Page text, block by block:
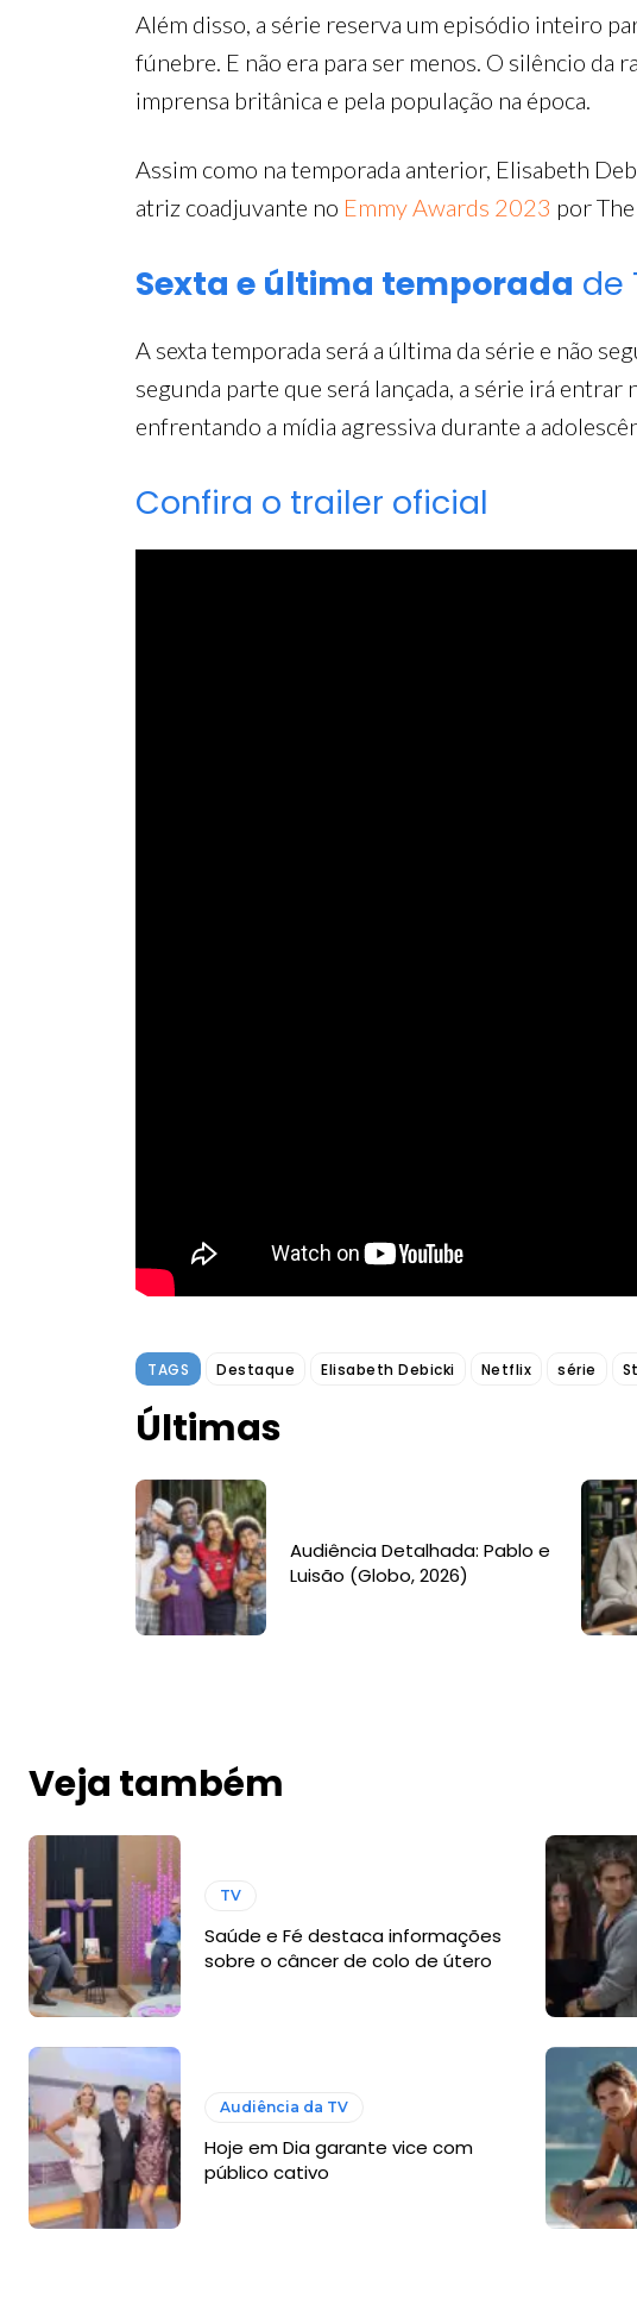
Além disso, a série reserva um episódio inteiro
fúnebre. E não era para ser menos. O silêncio da
imprensa britânica e pela população na época.
Assim como na temporada anterior, Elisabeth
atriz coadjuvante no Emmy Awards 2023 por
Sexta e última temporada de
A sexta temporada será a última da série e não
segunda parte que será lançada, a série irá
enfrentando a mídia agressiva durante a
Confira o trailer oficial
TAGS Destaque Elisabeth Debicki Netflix série
Últimas
Audiência Detalhada: Pablo e
Luisão (Globo, 2026)
Veja também
TV
Saúde e Fé destaca informações
sobre o câncer de colo de útero
Audiência da TV
Hoje em Dia garante vice com
público cativo